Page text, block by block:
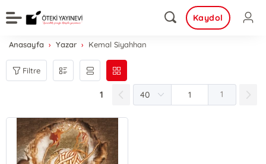
Kaydol
Anasayfa Yazar Kemal Siyahhan
Filtre
1 1